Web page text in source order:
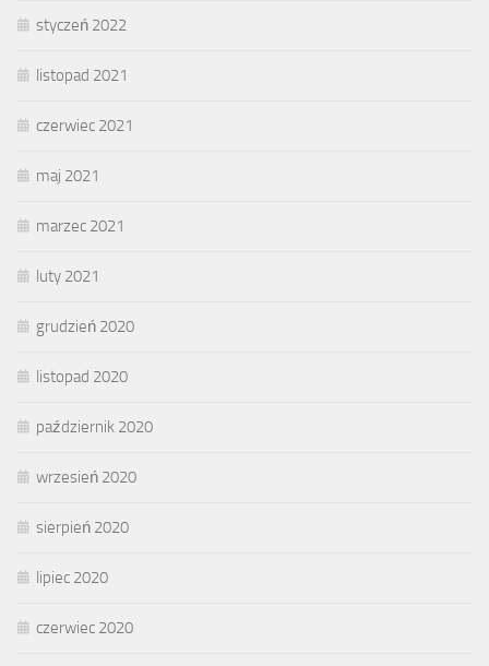
styczeń 2022
listopad 2021
czerwiec 2021
maj 2021
marzec 2021
luty 2021
grudzień 2020
listopad 2020
październik 2020
wrzesień 2020
sierpień 2020
lipiec 2020
czerwiec 2020